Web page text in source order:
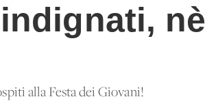
nè
alla Festa dei Giovani!